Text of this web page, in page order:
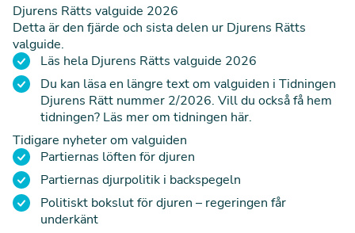
Djurens Rätts valguide 2026
Detta är den fjärde och sista delen ur Djurens Rätts
valguide.
Läs hela Djurens Rätts valguide 2026
Du kan läsa en längre text om valguiden i Tidningen
Djurens Rätt nummer 2/2026. Vill du också få hem
tidningen? Läs mer om tidningen här.
Tidigare nyheterom valguiden
Partiernas löften för djuren
Partiernas djurpolitik i backspegeln
Politiskt bokslut för djuren – regeringen får
underkänt